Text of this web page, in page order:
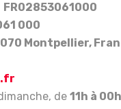
FR02853061000
000
Montpellier,
de 11h à 00h